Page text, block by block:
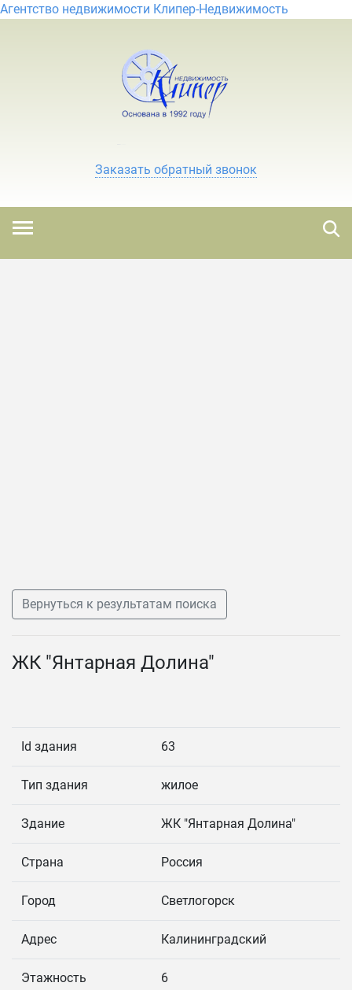
Агентство недвижимости Клипер-Недвижимость
Заказать обратный звонок
Вернуться к результатам поиска
ЖК "Янтарная Долина"
Id здания 63
Тип здания жилое
Здание ЖК "Янтарная Долина"
Страна Россия
Город Светлогорск
Адрес Калининградский
Этажность 6